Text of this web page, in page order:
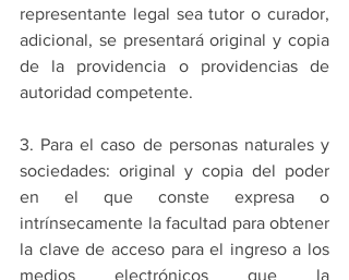
representante legal sea tutor o curador,
adicional, se presentará original y copia
de la providencia o providencias de
autoridad competente.
3. Para el caso de personas naturales y
sociedades: original y copia del poder
en el que conste expresa o
intrínsecamente la facultad para obtener
la clave de acceso para el ingreso a los
medios electrónicos que la